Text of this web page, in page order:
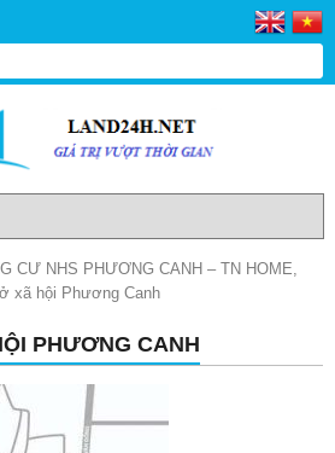
CƯ NHS PHƯƠNG CANH – TN HOME,
xã hội Phương Canh
PHƯƠNG CANH